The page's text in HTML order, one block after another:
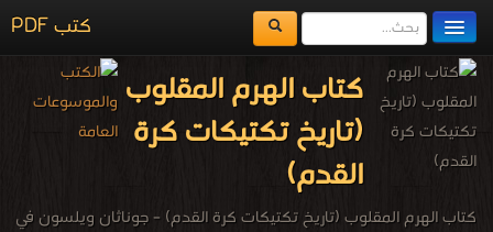
كتب PDF
مكتبة الكتب
المكتبات
يُقرأ حالياً
كتاب الهرم المقلوب
(تاريخ تكتيكات كرة
القدم)
كتاب الهرم المقلوب (تاريخ تكتيكات كرة القدم) – جوناثان ويلسون في